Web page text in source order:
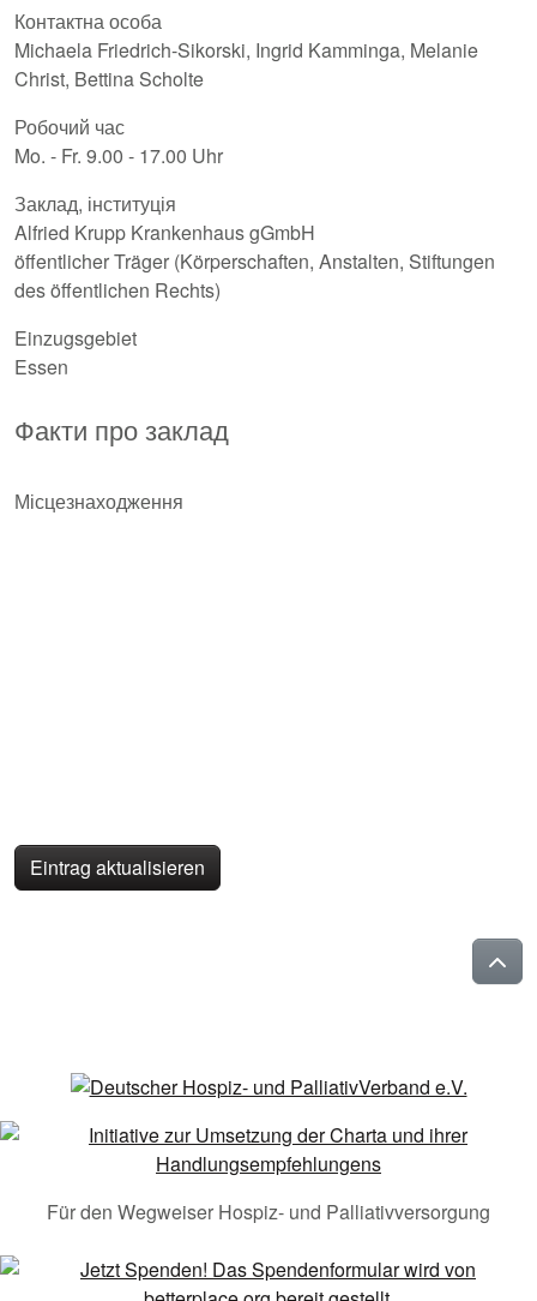
Контактна особа
Michaela Friedrich-Sikorski, Ingrid Kamminga, Melanie
Christ, Bettina Scholte
Робочий час
Mo. - Fr. 9.00 - 17.00 Uhr
Заклад, інституція
Alfried Krupp Krankenhaus gGmbH
öffentlicher Träger (Körperschaften, Anstalten, Stiftungen
des öffentlichen Rechts)
Einzugsgebiet
Essen
Факти про заклад
Місцезнаходження
Eintrag aktualisieren
Für den Wegweiser Hospiz- und Palliativversorgung